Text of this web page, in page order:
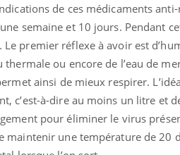
de ces médicaments
semaine et 10 jours. Pendant
Le premier réflexe à avoir est
thermale ou encore de l’eau de
ainsi de mieux respirer.
c’est-à-dire au moins un litre et
pour éliminer le virus
maintenir une température de 20
mental ou
de la
ce qui la rend
En 2026,
reste entourée
patients comme